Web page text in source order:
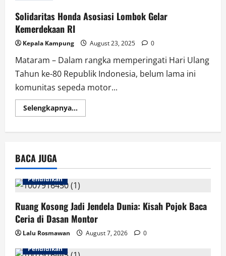
Solidaritas Honda Asosiasi Lombok Gelar
Kemerdekaan RI
Kepala Kampung August 23, 2025 0
Mataram – Dalam rangka memperingati Hari Ulang
Tahun ke-80 Republik Indonesia, belum lama ini
komunitas sepeda motor...
Selengkapnya...
more
RI
BACA JUGA
Pendidikan
Ruang Kosong Jadi Jendela Dunia: Kisah Pojok Baca
Ceria di Dasan Montor
Lalu Rosmawan August 7, 2026
0
Pendidikan